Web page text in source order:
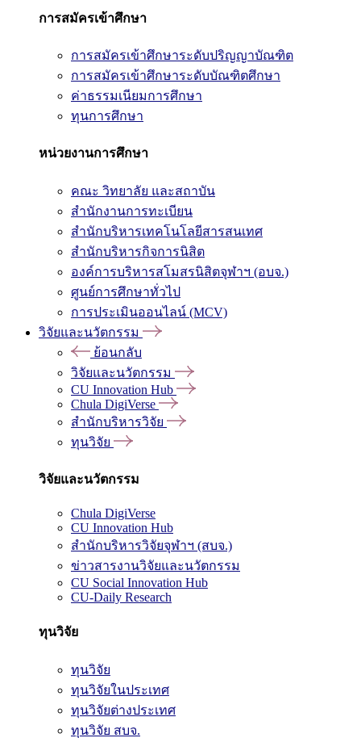
การสมัครเข้าศึกษา
การสมัครเข้าศึกษาระดับปริญญาบัณฑิต
การสมัครเข้าศึกษาระดับบัณฑิตศึกษา
ค่าธรรมเนียมการศึกษา
ทุนการศึกษา
หน่วยงานการศึกษา
คณะ วิทยาลัย และสถาบัน
สำนักงานการทะเบียน
สำนักบริหารเทคโนโลยีสารสนเทศ
สำนักบริหารกิจการนิสิต
องค์การบริหารสโมสรนิสิตจุฬาฯ (อบจ.)
ศูนย์การศึกษาทั่วไป
การประเมินออนไลน์ (MCV)
วิจัยและนวัตกรรม
ย้อนกลับ
วิจัยและนวัตกรรม
CU Innovation Hub
Chula DigiVerse
สำนักบริหารวิจัย
ทุนวิจัย
วิจัยและนวัตกรรม
Chula DigiVerse
CU Innovation Hub
สำนักบริหารวิจัยจุฬาฯ (สบจ.)
ข่าวสารงานวิจัยและนวัตกรรม
CU Social Innovation Hub
CU-Daily Research
ทุนวิจัย
ทุนวิจัย
ทุนวิจัยในประเทศ
ทุนวิจัยต่างประเทศ
ทุนวิจัย สบจ.